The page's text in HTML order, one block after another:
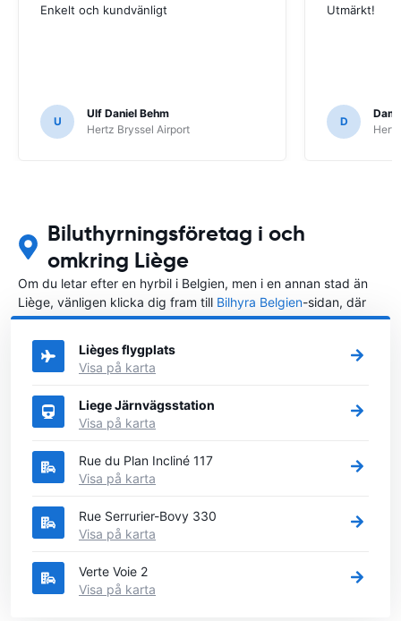
Enkelt och kundvänligt
U
Ulf Daniel Behm
Hertz Bryssel Airport
Utmärkt!
D
Biluthyrningsföretag i och
omkring Liège
Om du letar efter en hyrbil i Belgien, men i en annan stad än
Liège, vänligen klicka dig fram till Bilhyra Belgien-sidan, där
du kan välja i vilken stad i Belgien du vill hyra en bil.
Lièges flygplats
Visa på karta
Liege Järnvägsstation
Visa på karta
Rue du Plan Incliné 117
Visa på karta
Rue Serrurier-Bovy 330
Visa på karta
Verte Voie 2
Visa på karta